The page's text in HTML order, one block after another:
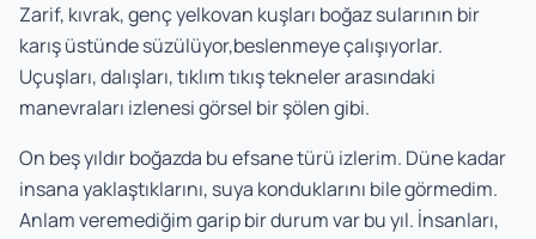
Zarif, kıvrak, genç yelkovan kuşları boğaz sularının bir
karış üstünde süzülüyor,beslenmeye çalışıyorlar.
Uçuşları, dalışları, tıklım tıkış tekneler arasındaki
manevraları izlenesi görsel bir şölen gibi.
On beş yıldır boğazda bu efsane türü izlerim. Düne kadar
insana yaklaştıklarını, suya konduklarını bile görmedim.
Anlam veremediğim garip bir durum var bu yıl. İnsanları,